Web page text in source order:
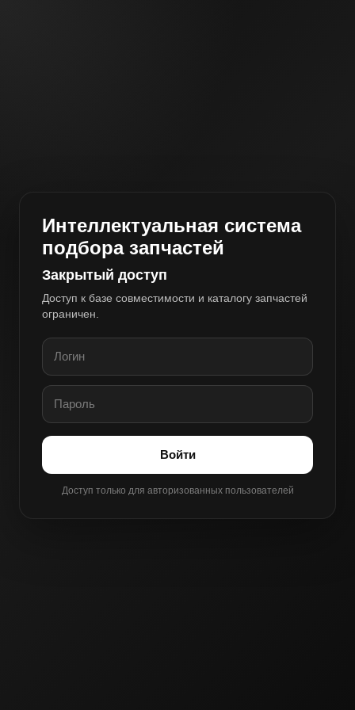
Интеллектуальная система
подбора запчастей
Закрытый доступ
Доступ к базе совместимости и каталогу запчастей
ограничен.
Войти
Доступ только для авторизованных пользователей